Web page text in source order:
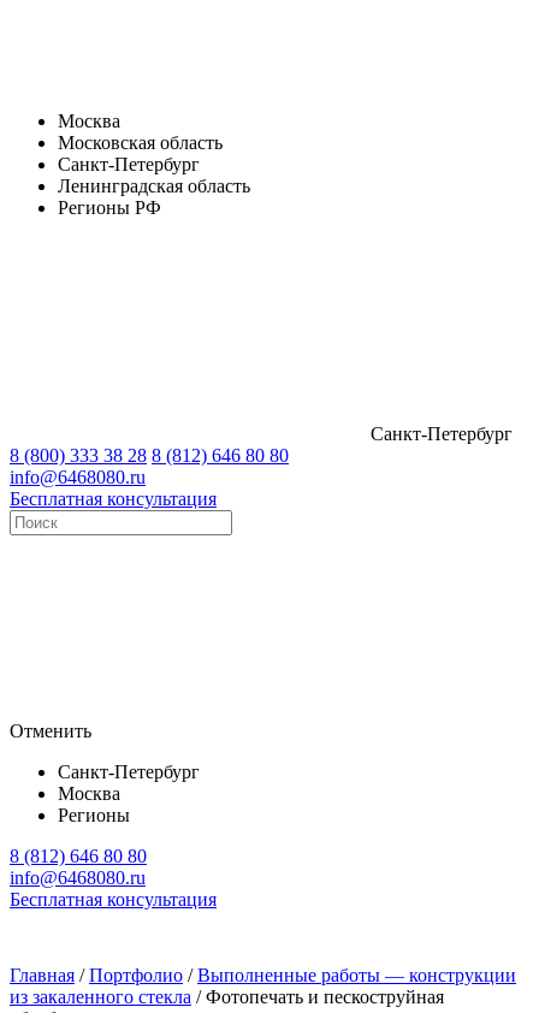
Москва
Московская область
Санкт-Петербург
Ленинградская область
Регионы РФ
Санкт-Петербург
8 (800) 333 38 28 8 (812) 646 80 80
info@6468080.ru
Бесплатная консультация
Отменить
Санкт-Петербург
Москва
Регионы
8 (812) 646 80 80
info@6468080.ru
Бесплатная консультация
Главная /Портфолио /Выполненные работы — конструкции
из закаленного стекла /Фотопечать и пескоструйная